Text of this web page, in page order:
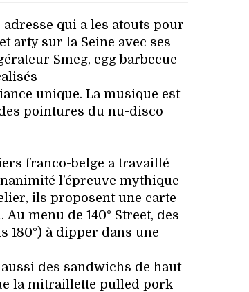
qui a les atouts pour
arty sur la Seine avec ses
Smeg, egg barbecue
unique. La musique est
pointures du nu-disco
franco-belge a travaillé
l’épreuve mythique
ils proposent une carte
menu de 140° Street, des
180°) à dipper dans une
des sandwichs de haut
la mitraillette pulled pork